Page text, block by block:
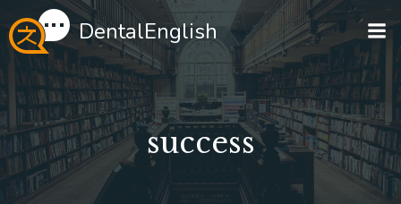
Перейти
к
содержимому
DentalEnglish
success